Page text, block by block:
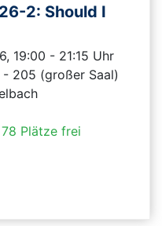
2: Should I
19:00 - 21:15 Uhr
205 (großer Saal)
Plätze frei